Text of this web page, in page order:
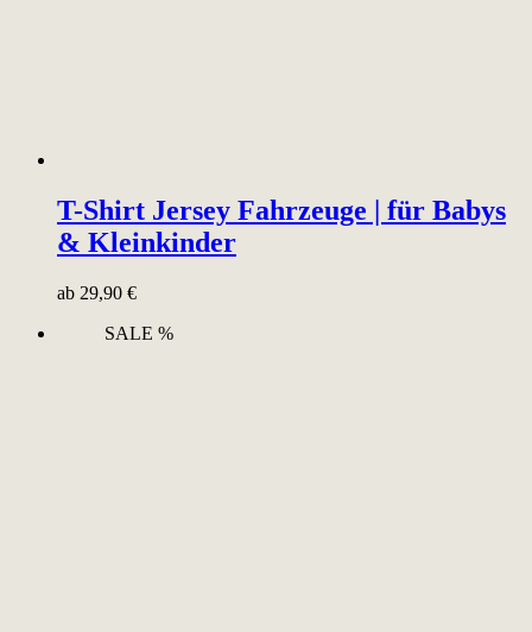
T-Shirt Jersey Fahrzeuge | für Babys
& Kleinkinder
ab 29,90 €
SALE %